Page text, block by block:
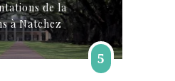
de la
à Natchez
5